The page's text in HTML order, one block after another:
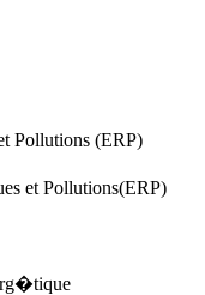
Pollutions (ERP)
et Pollutions(ERP)